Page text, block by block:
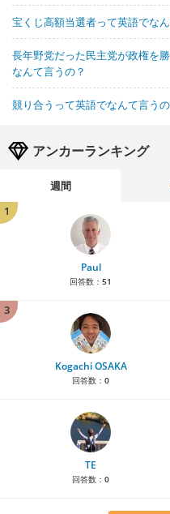
宝くじ高額当選者って英語でな
長年野党だった民主党が政権を
なんて言うの？
競り合うって英語でなんて言う
アンカーランキング
週間
1
Paul
回答数： 51
3
Kogachi OSAKA
回答数： 0
TE
回答数： 0